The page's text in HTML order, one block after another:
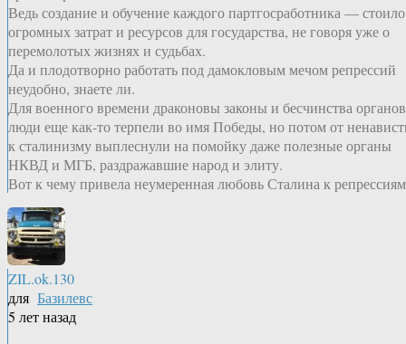
Ведь создание и обучение каждого партгосработника — стоило
огромных затрат и ресурсов для государства, не говоря уже о
перемолотых жизнях и судьбах.
Да и плодотворно работать под дамокловым мечом репрессий
неудобно, знаете ли.
Для военного времени драконовы законы и бесчинства органов
люди еще как-то терпели во имя Победы, но потом от
к сталинизму выплеснули на помойку даже полезные органы
НКВД и МГБ, раздражавшие народ и элиту.
Вот к чему привела неумеренная любовь Сталина к
ZIL.ok.130
для Базилевс
5 лет назад